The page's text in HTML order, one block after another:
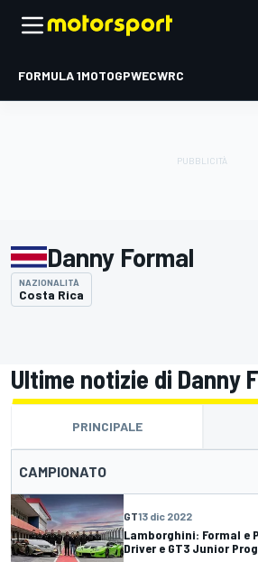
FORMULA 1MOTOGPWECWRC
Danny Formal
NAZIONALITÀ
Costa Rica
Ultime notizie di Danny
PRINCIPALE
CAMPIONATO
GT13 dic 2022
Lamborghini: Formal e
Driver e GT3 Junior